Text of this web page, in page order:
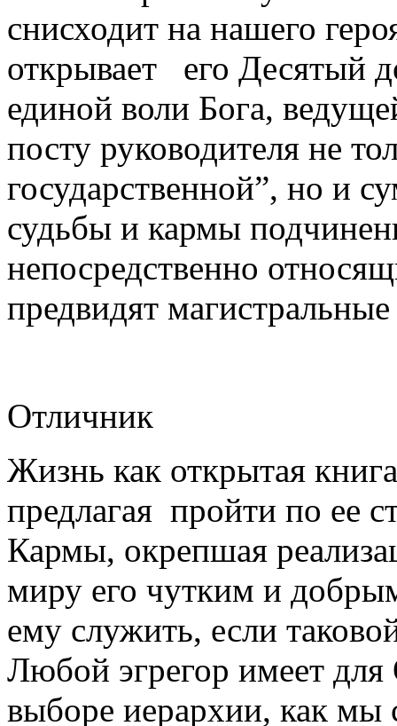
снисходит на нашего
открывает его Десятый
единой воли Бога,
посту руководителя не
государственной”, но и
судьбы и кармы
непосредственно
предвидят
Отличник
Жизнь как открытая
предлагая пройти по ее
Кармы, окрепшая
миру его чутким и
ему служить, если
Любой эгрегор имеет
выборе иерархии, как мы